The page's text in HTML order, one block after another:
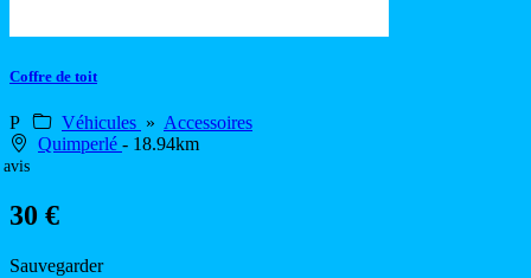
Coffre de toit
P Véhicules » Accessoires
Quimperlé - 18.94km
avis
30 €
Sauvegarder